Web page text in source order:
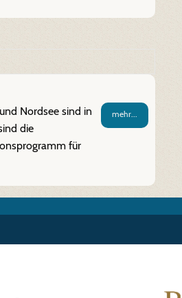
mehr...
Nordsee sind in
die
für